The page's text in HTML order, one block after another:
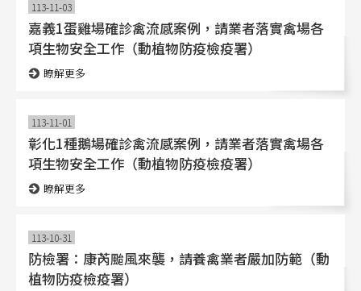
113-11-03
嘉義1蛋雞場確診禽流感案例，請業者落實禽場各
項生物安全工作（動植物防疫檢疫署）
瞭解更多
113-11-01
彰化1種鵝場確診禽流感案例，請業者落實禽場各
項生物安全工作（動植物防疫檢疫署）
瞭解更多
113-10-31
防檢署：康芮颱風來襲，請養禽業者嚴加防範（動
植物防疫檢疫署）